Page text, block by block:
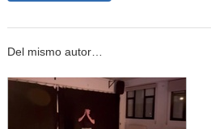
Del mismo autor…